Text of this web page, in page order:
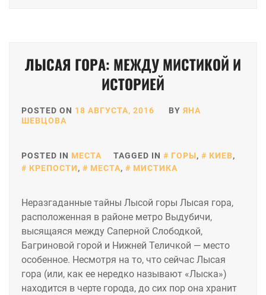
ЛЫСАЯ ГОРА: МЕЖДУ МИСТИКОЙ И
ИСТОРИЕЙ
POSTED ON 18 АВГУСТА, 2016 BY ЯНА
ШЕВЦОВА
POSTED IN МЕСТА TAGGED IN ГОРЫ, КИЕВ,
КРЕПОСТИ, МЕСТА, МИСТИКА
Неразгаданные тайны Лысой горы Лысая гора,
расположенная в районе метро Выдубичи,
высящаяся между Саперной Слободкой,
Багриновой горой и Нижней Теличкой — место
особенное. Несмотря на то, что сейчас Лысая
гора (или, как ее нередко называют «Лыска»)
находится в черте города, до сих пор она хранит